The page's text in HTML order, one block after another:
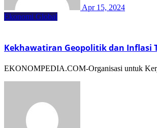
Apr 15, 2024
Ekonomi Global
Kekhawatiran Geopolitik dan Inflasi
EKONOMPEDIA.COM-Organisasi untuk